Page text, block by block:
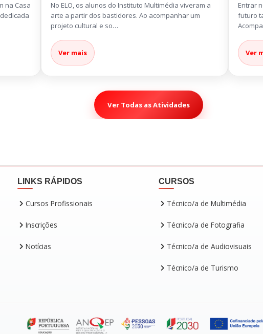
na Casa
No ELO, os alunos do Instituto Multimédia viveram a
arte a partir dos bastidores. Ao acompanhar um
projeto cultural e so…
Ver mais
Entrar
futuro
Ver
Ver Todas as Atividades
LINKS RÁPIDOS
Cursos Profissionais
Inscrições
Notícias
CURSOS
Técnico/a de Multimédia
Técnico/a de Fotografia
Técnico/a de Audiovisuais
Técnico/a de Turismo